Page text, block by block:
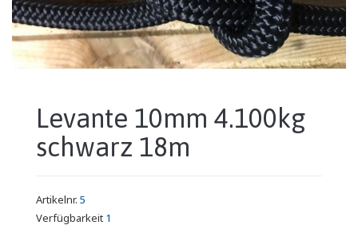
Levante 10mm 4.100kg
schwarz 18m
Artikelnr. 5
Verfügbarkeit 1